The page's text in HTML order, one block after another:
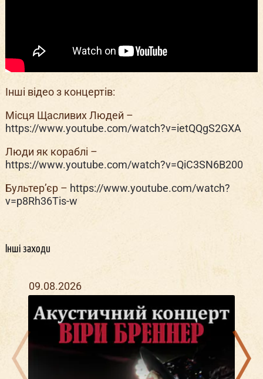
Інші відео з концертів:
Місця Щасливих Людей –
https://www.youtube.com/watch?v=ietQQgS2GXA
Люди як кораблі –
https://www.youtube.com/watch?v=QiC3SN6B200
Бультер’єр – https://www.youtube.com/watch?
v=p8Rh36Tis-w
Інші заходи
09.08.2026